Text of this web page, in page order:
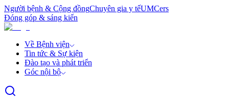
Người bệnh & Cộng đồngChuyên gia y tếUMCers
Đóng góp & sáng kiến
Về Bệnh viện
Tin tức & Sự kiện
Đào tạo và phát triển
Góc nội bộ